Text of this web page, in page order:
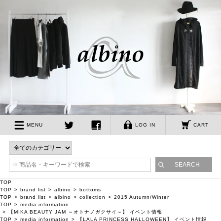
MENU LOG IN CART
TOP
TOP
brand list albino
bottoms
TOP
brand list albino collection
2015 Autumn/Winter
TOP
media information
【MIKA BEAUTY JAM ～オトナノガクサイ～】 イベント情報
TOP
media information
【LALA PRINCESS HALLOWEEN】 イベント情報